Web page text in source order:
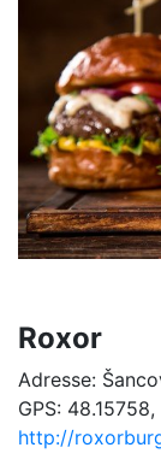
Roxor
Adresse:
GPS: 48.15758,
http://